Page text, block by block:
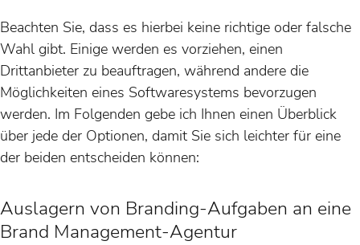
Beachten Sie, dass es hierbei keine richtige oder falsche
Wahl gibt. Einige werden es vorziehen, einen
Drittanbieter zu beauftragen, während andere die
Möglichkeiten eines Softwaresystems bevorzugen
werden. Im Folgenden gebe ich Ihnen einen Überblick
über jede der Optionen, damit Sie sich leichter für eine
der beiden entscheiden können:
Auslagern von Branding-Aufgaben an eine
Brand Management-Agentur